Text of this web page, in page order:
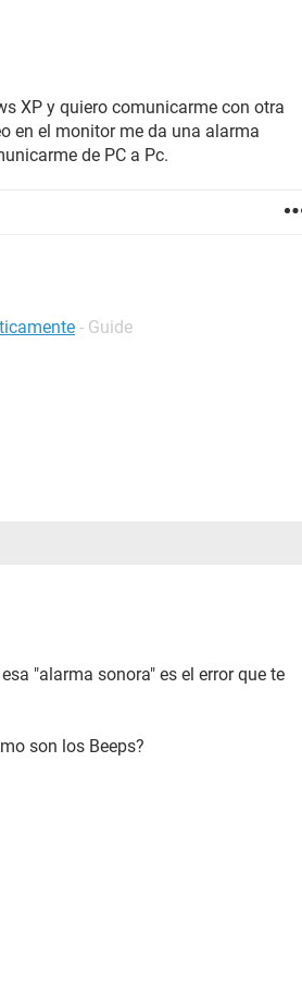
XP y quiero comunicarme con otra
en el monitor me da una alarma
de PC a Pc.
- Guide
"alarma sonora" es el error que te
son los Beeps?